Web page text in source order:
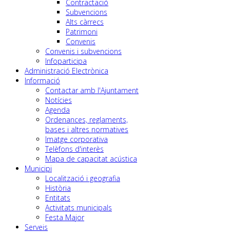
Contractació
Subvencions
Alts càrrecs
Patrimoni
Convenis
Convenis i subvencions
Infoparticipa
Administració Electrònica
Informació
Contactar amb l'Ajuntament
Notícies
Agenda
Ordenances, reglaments,
bases i altres normatives
Imatge corporativa
Telèfons d'interès
Mapa de capacitat acústica
Municipi
Localització i geografia
Història
Entitats
Activitats municipals
Festa Major
Serveis